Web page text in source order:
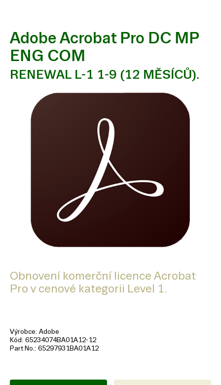
Adobe Acrobat Pro DC MP
ENG COM
RENEWAL L-1 1-9 (12 MĚSÍCŮ).
Obnovení komerční licence Acrobat
Pro v cenové kategorii Level 1.
Výrobce Adobe
Kód 65234074BA01A12-12
Part No. 65297931BA01A12